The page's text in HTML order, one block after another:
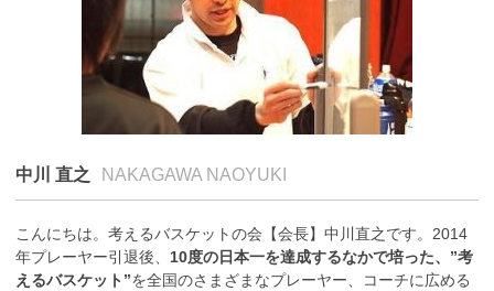
中川 直之 NAKAGAWA NAOYUKI
こんにちは。考えるバスケットの会【会長】中川直之です。2014
年プレーヤー引退後、10度の日本一を達成するなかで培った、”考
えるバスケット”を全国のさまざまなプレーヤー、コーチに広める